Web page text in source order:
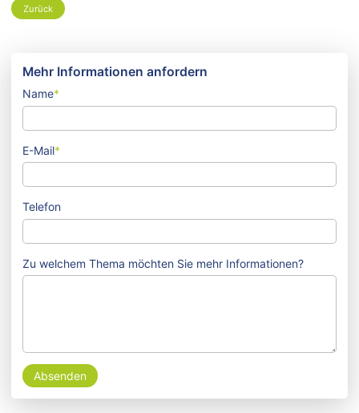
Zurück
Mehr Informationen anfordern
Name*
E-Mail*
Telefon
Zu welchem Thema möchten Sie mehr Informationen?
Absenden